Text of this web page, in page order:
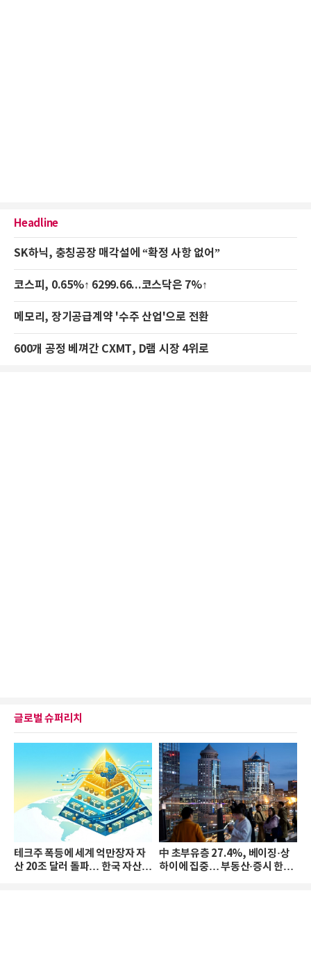
Headline
SK하닉, 충칭공장 매각설에 “확정 사항 없어”
코스피, 0.65%↑ 6299.66...코스닥은 7%↑
메모리, 장기공급계약 '수주 산업'으로 전환
600개 공정 베껴간 CXMT, D램 시장 4위로
글로벌 슈퍼리치
테크주 폭등에 세계 억만장자 자
산 20조 달러 돌파… 한국 자산
中 초부유층 27.4%, 베이징·상
하이에 집중… 부동산·증시 한파